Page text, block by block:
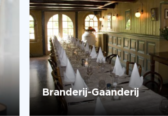
Branderij-Gaanderij